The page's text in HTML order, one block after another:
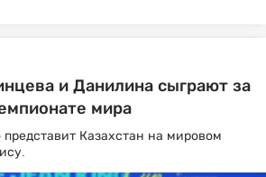
и Данилина сыграют за
мира
представит Казахстан на мировом